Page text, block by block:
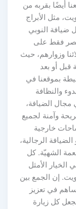
أيضًا بقربه من
مثل الأبراج
ضيافة النوبي
فقط على
وزوارهم، حيث
أو بعد
بموقعنا في
والنظافة
مجال الضيافة،
وآمنة لجميع
خارجية
الرجالية،
الشهيّة. كل
الأمثل
إن الجمع بين
في تعزيز
كل زيارة